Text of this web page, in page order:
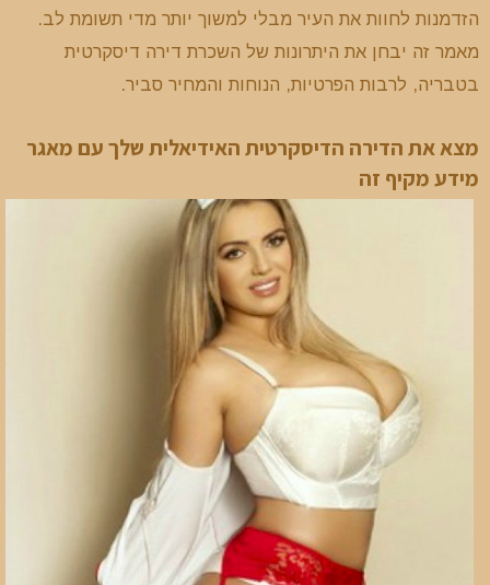
הזדמנות לחוות את העיר מבלי למשוך יותר מדי תשומת לב.
מאמר זה יבחן את היתרונות של השכרת דירה דיסקרטית
בטבריה, לרבות הפרטיות, הנוחות והמחיר סביר.
מצא את הדירה הדיסקרטית האידיאלית שלך עם מאגר
מידע מקיף זה